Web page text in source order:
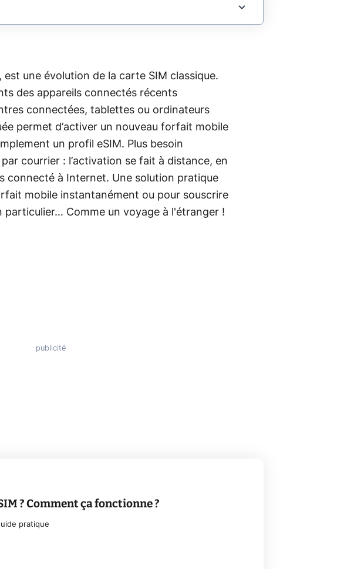
une évolution de la carte SIM classique.
des appareils connectés récents
connectées, tablettes ou ordinateurs
permet d’activer un nouveau forfait mobile
un profil eSIM. Plus besoin
courrier : l’activation se fait à distance, en
connecté à Internet. Une solution pratique
mobile instantanément ou pour souscrire
Comme un voyage à l'étranger !
? Comment ça fonctionne ?
pratique